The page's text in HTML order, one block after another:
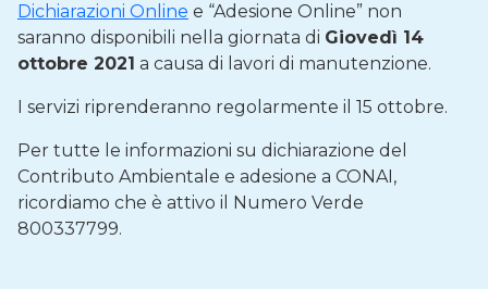
Dichiarazioni Online e “Adesione Online” non
saranno disponibili nella giornata di Giovedì 14
ottobre 2021 a causa di lavori di manutenzione.
I servizi riprenderanno regolarmente il 15 ottobre.
Per tutte le informazioni su dichiarazione del
Contributo Ambientale e adesione a CONAI,
ricordiamo che è attivo il Numero Verde
800337799.